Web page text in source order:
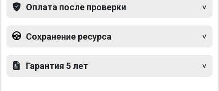
Оплата после проверки
Сохранение ресурса
Гарантия 5 лет